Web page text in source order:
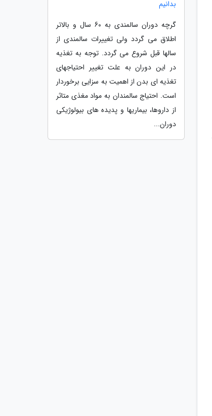
بدانیم
گرچه دوران سالمندی به 60 سال و بالاتر
اطلاق می گردد ولی تغییرات سالمندی از
سالها قبل شروع می گردد. توجه به تغذیه
در این دوران به علت تغییر احتیاجهای
تغذیه ای بدن از اهمیت به سزایی برخوردار
است. احتیاج سالمندان به مواد مغذی متاثر
از داروها، بیماریها و پدیده های بیولوژیکی
دوران...